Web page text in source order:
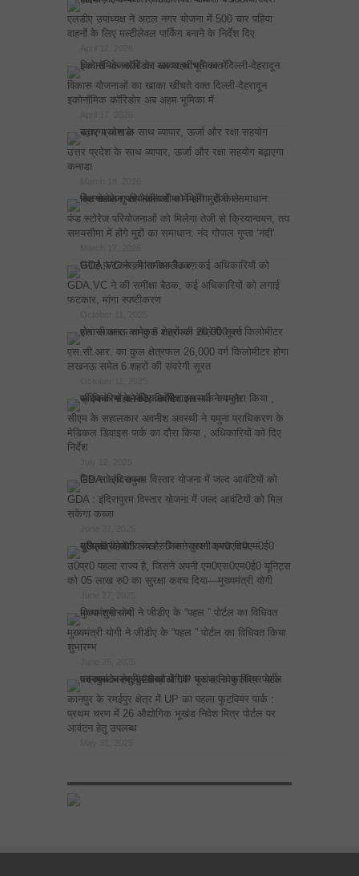
एलडीए उपाध्यक्ष ने अटल नगर योजना में 500 चार पहिया
वाहनों के लिए मल्टीलेवल पार्किंग बनाने के निर्देश दिए
विकास योजनाओं का खाका खींचते वक्त दिल्ली-देहरादून
इकोनॉमिक कॉरिडोर अब अहम भूमिका में
उत्तर प्रदेश के साथ व्यापार, ऊर्जा और रक्षा सहयोग बढ़ाएगा
कनाडा
पंप्ड स्टोरेज परियोजनाओं को मिलेगा तेजी से क्रियान्वयन, तय
समयसीमा में होंगे मुद्दों का समाधान: नंद गोपाल गुप्ता ‘नंदी’
GDA,VC ने की समीक्षा बैठक, कई अधिकारियों को लगाई
फटकार, मांगा स्पष्टीकरण
एस.सी.आर. का कुल क्षेत्रफल 26,000 वर्ग किलोमीटर होगा
लखनऊ समेत 6 शहरों की संवरेगी सूरत
सीएम के सहालकार अवनीश अवस्थी ने यमुना प्राधिकरण के
मेडिकल डिवाइस पार्क का दौरा किया , अधिकारियों को दिए
निर्देश
GDA : इंदिरापुरम विस्तार योजना में जल्द आवंटियों को मिल
सकेगा कब्जा
उ0प्र0 पहला राज्य है, जिसने अपनी एम0एस0एम0ई0 यूनिट्स
को 05 लाख रु0 का सुरक्षा कवच दिया—मुख्यमंत्री योगी
मुख्यमंत्री योगी ने जीडीए के “पहल ” पोर्टल का विधिवत किया
शुभारम्भ
कानपुर के रमईपुर क्षेत्र में UP का पहला फुटवियर पार्क :
प्रथम चरण में 26 औद्योगिक भूखंड निवेश मित्र पोर्टल पर
आवंटन हेतु उपलब्ध